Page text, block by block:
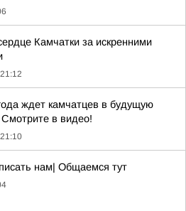
Камчатки за искренними
ждет камчатцев в будущую
в видео!
нам| Общаемся тут